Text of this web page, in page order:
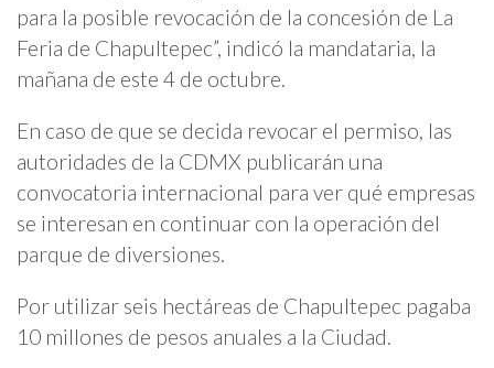
para la posible revocación de la concesión de La
Feria de Chapultepec”, indicó la mandataria, la
mañana de este 4 de octubre.
En caso de que se decida revocar el permiso, las
autoridades de la CDMX publicarán una
convocatoria internacional para ver qué empresas
se interesan en continuar con la operación del
parque de diversiones.
Por utilizar seis hectáreas de Chapultepec pagaba
10 millones de pesos anuales a la Ciudad.